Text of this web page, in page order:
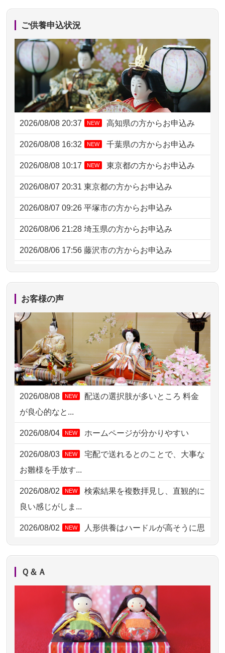
ご供養申込状況
2026/08/08 20:37 NEW 高知県の方からお申込み
2026/08/08 16:32 NEW 千葉県の方からお申込み
2026/08/08 10:17 NEW 東京都の方からお申込み
2026/08/07 20:31 東京都の方からお申込み
2026/08/07 09:26 平塚市の方からお申込み
2026/08/06 21:28 埼玉県の方からお申込み
2026/08/06 17:56 藤沢市の方からお申込み
2026/08/06 10:06 茨城県の方からお申込み
2026/08/06 09:17
2026/08/06 06:48 横浜市の方からお申込み
2026/08/05 15:07 東京都の方からお申込み
2026/08/05 11:33 神奈川の方からお申込み
2026/08/04 17:34 西亀有の方からお申込み
2026/08/04 15:40 千葉県の方からお申込み
2026/08/02 18:47 虎ノ門の方からお申込み
2026/08/02 11:15
2026/08/02 10:39 神奈川の方からお申込み
2026/08/02 09:15 神奈川の方からお申込み
2026/08/02 06:46
2026/08/01 19:28 東京都の方からお申込み
2026/08/01 17:10 東京都の方からお申込み
2026/08/01 11:07 さいたの方からお申込み
お客様の声
2026/08/08 NEW
配送の選択肢が多いところ 料金
が良心的なと...
2026/08/04 NEW ホームページが分かりやすい
2026/08/03 NEW
宅配で送れるとのことで、大事な
お雛様を手放す...
2026/08/02 NEW
検索結果を複数拝見し、直観的に
良い感じがしま...
2026/08/02 NEW
人形供養はハードルが高そうに思
えるのですが、...
NEW
お人形の仕分けなども丁寧に行う
様子から、大切...
2026/07/25供養の内容（料金や送り方等）がとて
Ｑ＆Ａ